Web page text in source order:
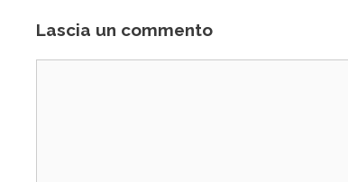
Lascia un commento